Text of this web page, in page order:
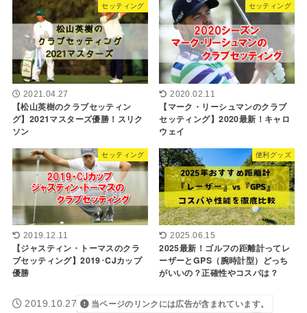
セッティング
2021.04.27
【松山英樹のクラブセッティン
グ】2021マスターズ優勝！スリク
ソン
セッティング
2020.02.11
【マーク・リーシュマンのクラブ
セッティング】2020最新！キャロ
ウェイ
セッティング
2019.12.11
【ジャスティン・トーマスのクラ
ブセッティング】2019･CJカップ
優勝
便利グッズ
2025.06.15
2025最新！ゴルフの距離計ってレ
ーザーとGPS（腕時計型）どっち
がいいの？正確性やコスパは？
2019.10.27 当ページのリンクには広告が含まれています。